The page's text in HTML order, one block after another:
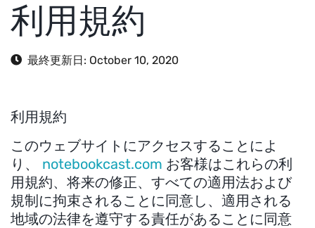
利用規約
最終更新日: October 10, 2020
利用規約
このウェブサイトにアクセスすることによ
り、 notebookcast.com お客様はこれらの利
用規約、将来の修正、すべての適用法および
規制に拘束されることに同意し、適用される
地域の法律を遵守する責任があることに同意